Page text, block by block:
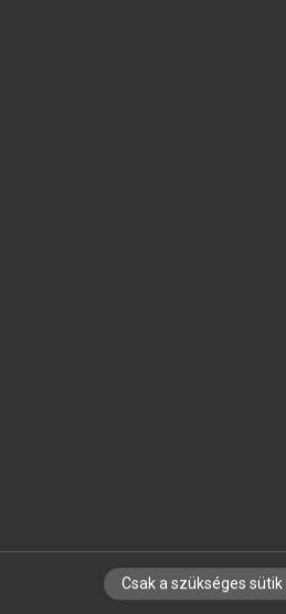
IRATKOZZ FEL
Csak a szükséges